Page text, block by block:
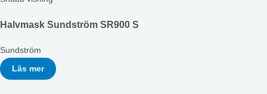
Halvmask Sundström SR900 S
Sundström
Läs mer